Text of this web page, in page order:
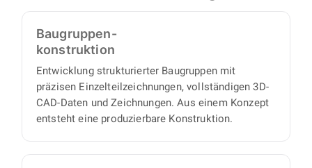
bis zu fertigungsreifen Unterlagen.
Baugruppen-
konstruktion
Entwicklung strukturierter Baugruppen mit
präzisen Einzelteilzeichnungen, vollständigen 3D-
CAD-Daten und Zeichnungen. Aus einem Konzept
entsteht eine produzierbare Konstruktion.